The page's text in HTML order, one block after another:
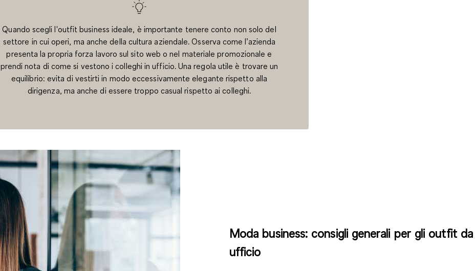
Quando scegli l'outfit business ideale, è importante tenere conto non solo del
settore in cui operi, ma anche della cultura aziendale. Osserva come l’azienda
presenta la propria forza lavoro sul sito web o nel materiale promozionale e
prendi nota di come si vestono i colleghi in ufficio. Una regola utile è trovare un
equilibrio: evita di vestirti in modo eccessivamente elegante rispetto alla
dirigenza, ma anche di essere troppo casual rispetto ai colleghi.
Moda business: consigli generali per gli outfit da
ufficio